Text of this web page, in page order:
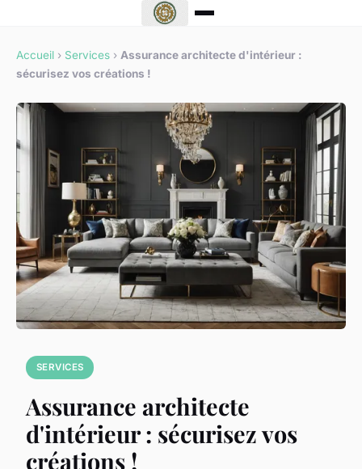
Accueil › Services › Assurance architecte d'intérieur :
sécurisez vos créations !
SERVICES
Assurance architecte
d'intérieur : sécurisez vos
créations !